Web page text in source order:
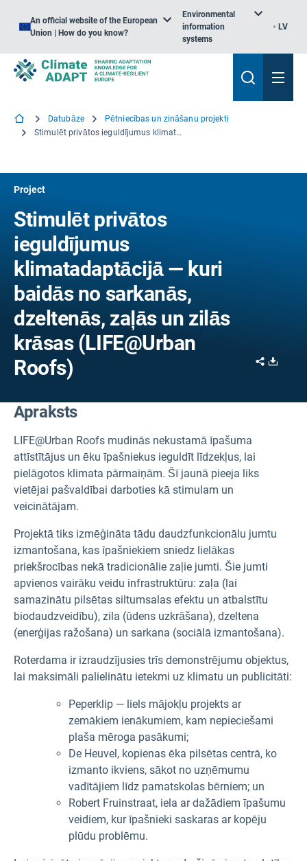
An official website of the European
Union | How do you know?
Environmental
information
systems
LV
Datubāze
Pētniecības un zināšanu projekti
Stimulēt privātos ieguldījumus klimatadaptācijā — kuri baidās no sarkanās, dzeltenās, zaļās un zilās krāsas
Project
Stimulēt privātos
ieguldījumus
klimatadaptācijā — kuri
baidās no sarkanās,
dzeltenās, zaļās un zilās
krāsas (LIFE@Urban
Roofs)
Share
Apraksts
LIFE@Urban Roofs mudinās nekustamā īpašuma
attīstītājus un ēku īpašniekus ieguldīt līdzekļus, lai
pielāgotos klimata pārmaiņām. Šī jaunā pieeja liks
vietējai pašvaldībai darboties kā stimulam un
veicinātājam.
Projektā tiks izmēģināta tādu daudzfunkcionālu jumtu
izmantošana, kas īpašniekiem sniedz lielākas
priekšrocības nekā tradicionālie zaļie jumti. Šie jumti
apvienos vairāku veidu infrastruktūru: zaļa (lai
samazinātu pilsētas siltumsalas efektu un atbalstītu
biodaudzveidību), zila (ūdens uzkrāšana), dzeltena
(enerģijas ražošana) un sarkana (sociālā izmantošana).
Roterdama ir izraudzījusies trīs demonstrējumu objektus,
lai maksimāli palielinātu ietekmi uz klimatu un publicitāti:
Peperklip — liels mājokļu projekts ar
zemākiem ienākumiem, kam nepieciešami
plaša mēroga pasākumi;
De Heuvel, kopienas ēka pilsētas centrā, ko
izmanto ikviens, sākot no uzņēmumu
vadītājiem līdz pamatskolas bērniem; un
Robert Fruinstraat, iela ar dažādiem īpašumu
veidiem, kur īpašnieki saskaras ar kopēju
plūdu problēmu.